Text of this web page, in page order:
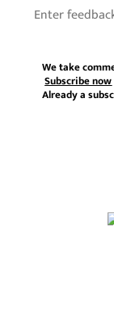
We take
Subscribe now
Already a